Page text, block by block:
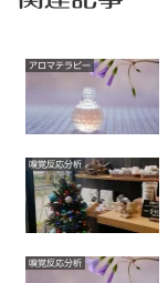
アロマテラピー
嗅覚反応分析
嗅覚反応分析